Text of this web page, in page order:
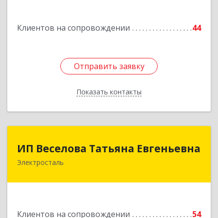
Клиентов на сопровождении 44
Отправить заявку
Показать контакты
Подробнее
Отправить заявку
Назад
ИП Веселова Татьяна Евгеньевна
Электросталь
Клиентов на сопровождении
54
144000, Московская обл, Электросталь г,